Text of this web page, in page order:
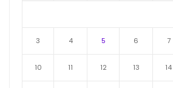
3 4 5 6 7
10 11 12 13 14